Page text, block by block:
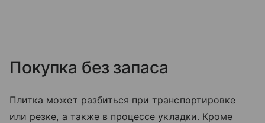
Покупка без запаса
Плитка может разбиться при транспортировке
или резке, а также в процессе укладки. Кроме